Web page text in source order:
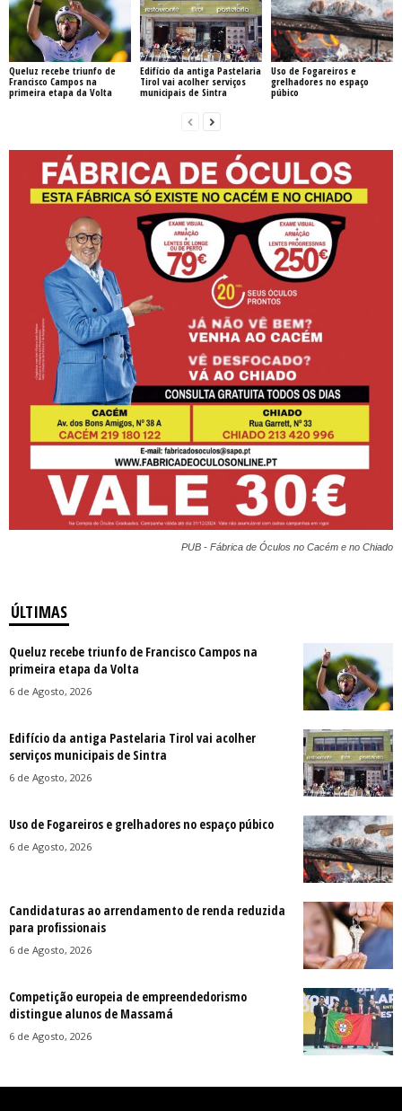
Queluz recebe triunfo de
Francisco Campos na
primeira etapa da Volta
Edifício da antiga Pastelaria
Tirol vai acolher serviços
municipais de Sintra
Uso de Fogareiros e
grelhadores no espaço
púbico
PUB - Fábrica de Óculos no Cacém e no Chiado
ÚLTIMAS
Queluz recebe triunfo de Francisco Campos na
primeira etapa da Volta
6 de Agosto, 2026
Edifício da antiga Pastelaria Tirol vai acolher
serviços municipais de Sintra
6 de Agosto, 2026
Uso de Fogareiros e grelhadores no espaço púbico
6 de Agosto, 2026
Candidaturas ao arrendamento de renda reduzida
para profissionais
6 de Agosto, 2026
Competição europeia de empreendedorismo
distingue alunos de Massamá
6 de Agosto, 2026